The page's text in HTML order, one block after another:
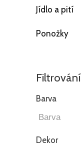
Jídlo a pití
Ponožky
Filtrování
Barva
Dekor